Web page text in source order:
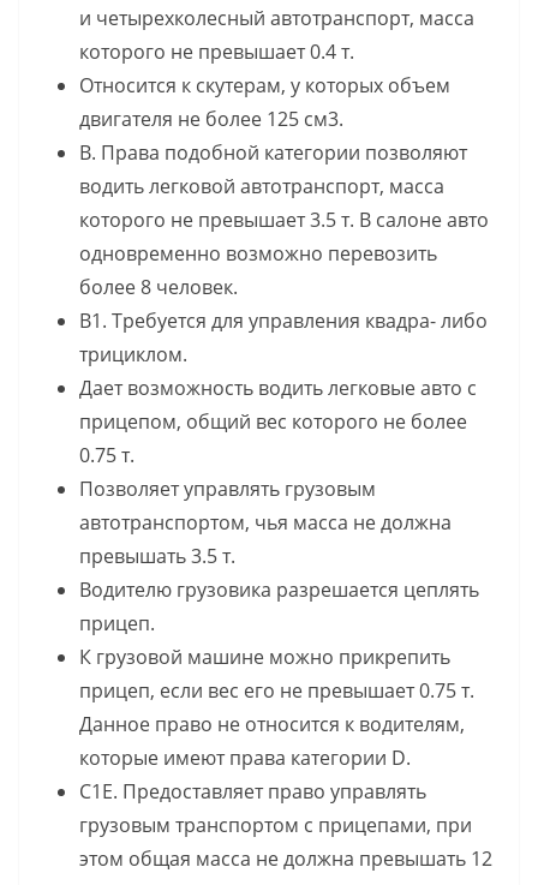
и четырехколесный автотранспорт, масса
которого не превышает 0.4 т.
Относится к скутерам, у которых объем
двигателя не более 125 см3.
В. Права подобной категории позволяют
водить легковой автотранспорт, масса
которого не превышает 3.5 т. В салоне авто
одновременно возможно перевозить
более 8 человек.
В1. Требуется для управления квадра- либо
трициклом.
Дает возможность водить легковые авто с
прицепом, общий вес которого не более
0.75 т.
Позволяет управлять грузовым
автотранспортом, чья масса не должна
превышать 3.5 т.
Водителю грузовика разрешается цеплять
прицеп.
К грузовой машине можно прикрепить
прицеп, если вес его не превышает 0.75 т.
Данное право не относится к водителям,
которые имеют права категории D.
С1Е. Предоставляет право управлять
грузовым транспортом с прицепами, при
этом общая масса не должна превышать 12